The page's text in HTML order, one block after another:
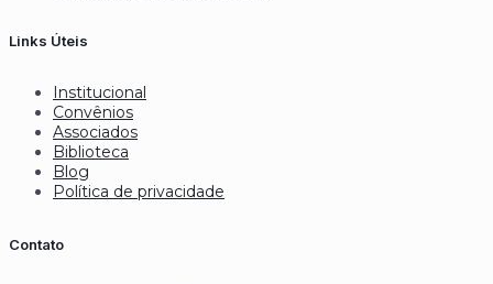
Links Úteis
Institucional
Convênios
Associados
Biblioteca
Blog
Política de privacidade
Contato